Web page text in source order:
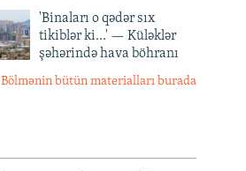
'Binaları o qədər sıx
tikiblər ki...' — Küləklər
şəhərində hava böhranı
Bölmənin bütün materialları burada